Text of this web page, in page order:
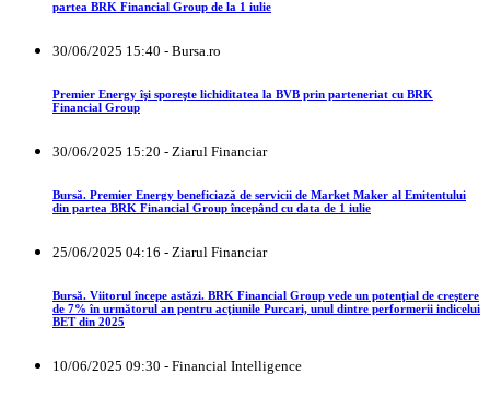
partea BRK Financial Group de la 1 iulie
30/06/2025 15:40 - Bursa.ro
Premier Energy îşi sporeşte lichiditatea la BVB prin parteneriat cu BRK
Financial Group
30/06/2025 15:20 - Ziarul Financiar
Bursă. Premier Energy beneficiază de servicii de Market Maker al Emitentului
din partea BRK Financial Group începând cu data de 1 iulie
25/06/2025 04:16 - Ziarul Financiar
Bursă. Viitorul începe astăzi. BRK Financial Group vede un potenţial de creştere
de 7% în următorul an pentru acţiunile Purcari, unul dintre performerii indicelui
BET din 2025
10/06/2025 09:30 - Financial Intelligence